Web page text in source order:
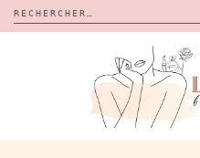
Rechercher :
CALENDRIERS DE L’AVENT
BON PLAN
À PROPOS